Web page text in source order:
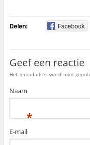
Delen: Facebook
Geef een reactie
Het e-mailadres wordt niet
Naam
*
E-mail